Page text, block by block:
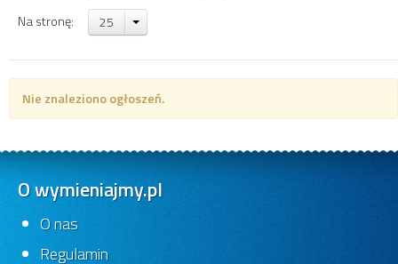
Na stronę: 25
Nie znaleziono ogłoszeń.
O wymieniajmy.pl
O nas
Regulamin